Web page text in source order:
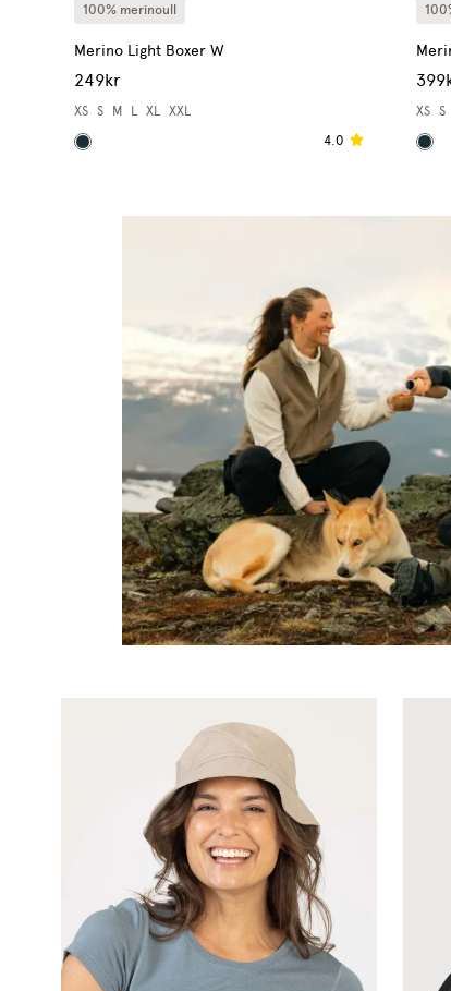
100% merinoull
Merino Light Boxer W
249kr
XS S M L XL XXL
4.0
XS S